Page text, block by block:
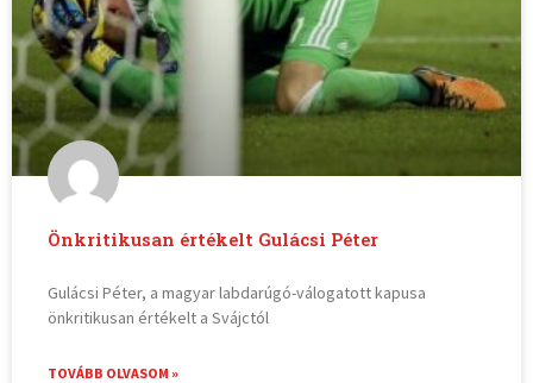
Önkritikusan értékelt Gulácsi Péter
Gulácsi Péter, a magyar labdarúgó-válogatott kapusa
önkritikusan értékelt a Svájctól
TOVÁBB OLVASOM »